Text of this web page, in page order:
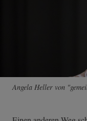
Angela Heller von